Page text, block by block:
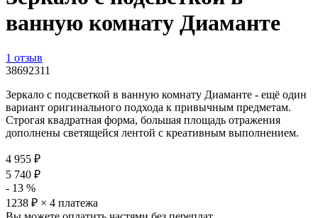
ванную комнату Диаманте
1 отзыв
38692311
Зеркало с подсветкой в ванную комнату Диаманте - ещё один
вариант оригинального подхода к привычным предметам.
Строгая квадратная форма, большая площадь отражения
дополнены светящейся лентой с креативным выполнением.
4 955 ₽
5 740 ₽
- 13 %
1238 ₽ × 4 платежа